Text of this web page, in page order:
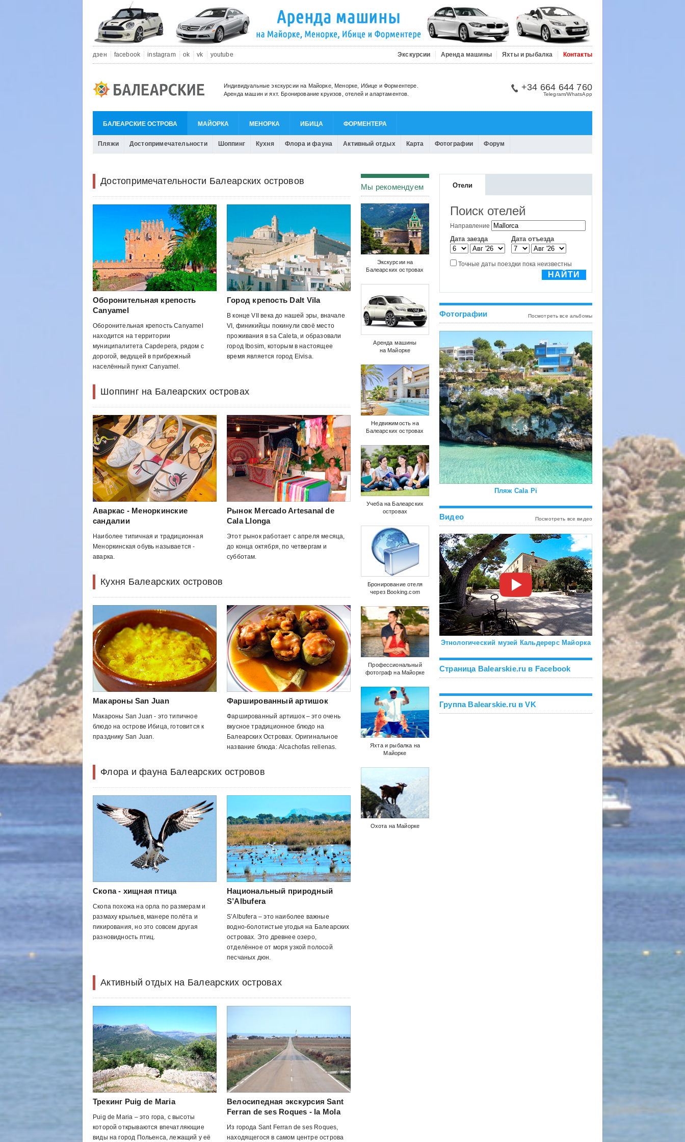
дзен facebook instagram ok vk youtube Экскурсии Аренда машины Яхты и рыбалка Контакты
Индивидуальные экскурсии на Майорке, Менорке, Ибице и Форментере.
Аренда машин и яхт. Бронирование круизов, отелей и апартаментов.
+34 664 644 760
Telegram/WhatsApp
БАЛЕАРСКИЕ ОСТРОВА МАЙОРКА МЕНОРКА ИБИЦА ФОРМЕНТЕРА
Пляжи Достопримечательности Шоппинг Кухня Флора и фауна Активный отдых Карта Фотографии Форум
Достопримечательности Балеарских островов
Оборонительная крепость
Canyamel
Оборонительная крепость Canyamel
находится на территории
муниципалитета Capdepera, рядом с
дорогой, ведущей в прибрежный
населённый пункт Canyamel.
Город крепость Dalt Vila
В конце VII века до нашей эры, вначале
VI, финикийцы покинули своё место
проживания в sa Caleta, и образовали
город Ibosim, которым в настоящее
время является город Eivisa.
Шоппинг на Балеарских островах
Аваркас - Меноркинские
сандалии
Наиболее типичная и традиционная
Меноркинская обувь называется -
аварка.
Рынок Mercado Artesanal de
Cala Llonga
Этот рынок работает с апреля месяца,
до конца октября, по четвергам и
субботам.
Кухня Балеарских островов
Макароны San Juan
Макароны San Juan - это типичное
блюдо на острове Ибица, готовится к
празднику San Juan.
Фаршированный артишок
Фаршированный артишок – это очень
вкусное традиционное блюдо на
Балеарских Островах. Оригинальное
название блюда: Alcachofas rellenas.
Флора и фауна Балеарских островов
Скопа - хищная птица
Скопа похожа на орла по размерам и
размаху крыльев, манере полёта и
пикирования, но это совсем другая
разновидность птиц.
Национальный природный
S’Albufera
S’Albufera – это наиболее важные
водно-болотистые угодья на Балеарских
островах. Это древнее озеро,
отделённое от моря узкой полосой
песчаных дюн.
Активный отдых на Балеарских островах
Трекинг Puig de Maria
Puig de Maria – это гора, с высоты
которой открываются впечатляющие
виды на город Польенса, лежащий у её
Велосипедная экскурсия Sant
Ferran de ses Roques - la Mola
Из города Sant Ferran de ses Roques,
находящегося в самом центре острова
Мы рекомендуем
Экскурсии на
Балеарских островах
Аренда машины
на Майорке
Недвижимость на
Балеарских островах
Учеба на Балеарских
островах
Бронирование отеля
через Booking.com
Профессиональный
фотограф на Майорке
Яхта и рыбалка на
Майорке
Охота на Майорке
Отели
Фотографии Посмотреть все альбомы
Пляж Cala Pi
Видео Посмотреть все видео
Этнологический музей Кальдерерс Майорка
Страница Balearskie.ru в Facebook
Группа Balearskie.ru в VK